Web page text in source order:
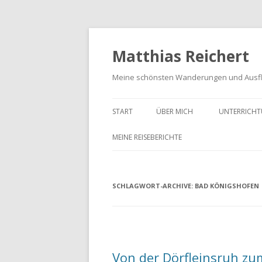
Matthias Reichert
Meine schönsten Wanderungen und
START ÜBER MICH
MEINE REISEBERICHTE
MEIN SCHWARZWALD URLAUB
SCHLAGWORT-ARCHIVE: BAD KÖNIGSHOFEN
Von der Dörfleinsruh